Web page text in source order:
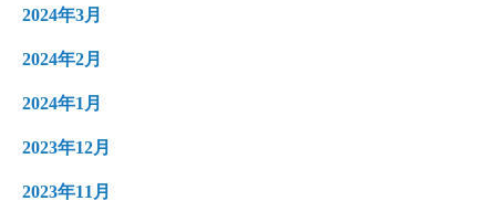
2024年3月
2024年2月
2024年1月
2023年12月
2023年11月